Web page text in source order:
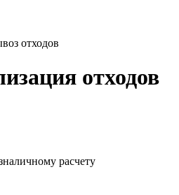
отходов
отходов
расчету